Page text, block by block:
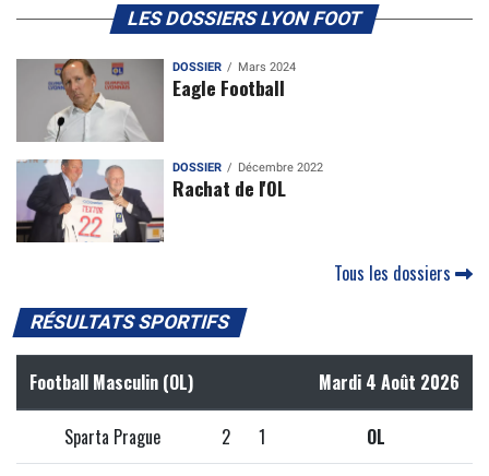
LES DOSSIERS LYON FOOT
DOSSIER Mars 2024
Eagle Football
DOSSIER Décembre 2022
Rachat de l'OL
Tous les dossiers
RÉSULTATS SPORTIFS
Football Masculin (OL) Mardi 4 Août 2026
Sparta Prague 2 1 OL